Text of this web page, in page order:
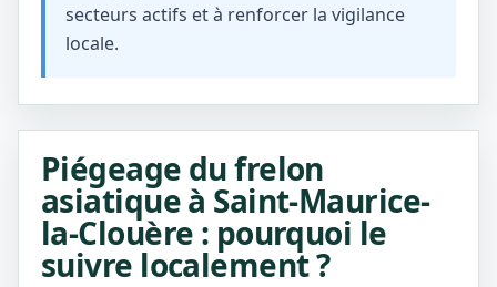
secteurs actifs et à renforcer la vigilance
locale.
Piégeage du frelon
asiatique à Saint-Maurice-
la-Clouère : pourquoi le
suivre localement ?